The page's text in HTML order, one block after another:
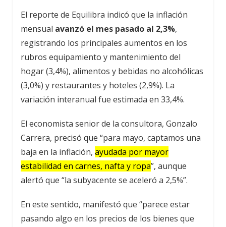
El reporte de Equilibra indicó que la inflación
mensual avanzó el mes pasado al 2,3%,
registrando los principales aumentos en los
rubros equipamiento y mantenimiento del
hogar (3,4%), alimentos y bebidas no alcohólicas
(3,0%) y restaurantes y hoteles (2,9%). La
variación interanual fue estimada en 33,4%.
El economista senior de la consultora, Gonzalo
Carrera, precisó que “para mayo, captamos una
baja en la inflación, ayudada por mayor
estabilidad en carnes, nafta y ropa”, aunque
alertó que “la subyacente se aceleró a 2,5%”.
En este sentido, manifestó que “parece estar
pasando algo en los precios de los bienes que